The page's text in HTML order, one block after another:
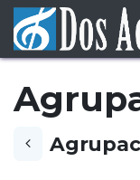
Ir al contenido